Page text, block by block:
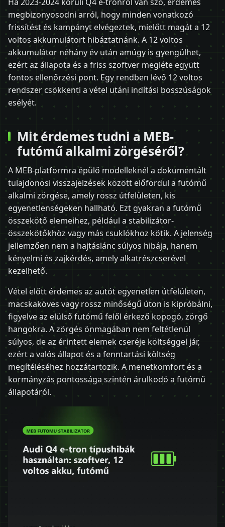
megbizonyosodni arról, hogy minden vonatkozó
frissítést és kampányt elvégeztek, mielőtt magát a 12
voltos akkumulátort hibáztatnánk. A 12 voltos
akkumulátor néhány év után amúgy is gyengülhet,
ezért az állapota és a friss szoftver megléte együtt
fontos ellenőrzési pont. Egy rendben lévő 12 voltos
rendszer csökkenti a vétel utáni indítási bosszúságok
esélyét.
Mit érdemes tudni a MEB-
futómű alkalmi zörgéséről?
A MEB-platformra épülő modelleknél a dokumentált
tulajdonosi visszajelzések között előfordul a futómű
alkalmi zörgése, amely rossz útfelületen, kis
egyenetlenségeken hallható. Ezt gyakran a futómű
összekötő elemeihez, például a stabilizátor-
összekötőkhöz vagy más csuklókhoz kötik. A jelenség
jellemzően nem a hajtáslánc súlyos hibája, hanem
kényelmi és zajkérdés, amely alkatrészcserével
kezelhető.
Vétel előtt érdemes az autót egyenetlen útfelületen,
macskaköves vagy rossz minőségű úton is kipróbálni,
figyelve az elülső futómű felől érkező kopogó, zörgő
hangokra. A zörgés önmagában nem feltétlenül
súlyos, de az érintett elemek cseréje költséggel jár,
ezért a valós állapot és a fenntartási költség
megítéléséhez hozzátartozik. A menetkomfort és a
kormányzás pontossága szintén árulkodó a futómű
állapotáról.